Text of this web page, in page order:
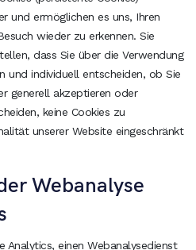
und ermöglichen es uns, Ihren
wieder zu erkennen. Sie
dass Sie über die Verwendung
und individuell entscheiden, ob Sie
generell akzeptieren oder
keine Cookies zu
unserer Website eingeschränkt
Webanalyse
Analytics, einen Webanalysedienst